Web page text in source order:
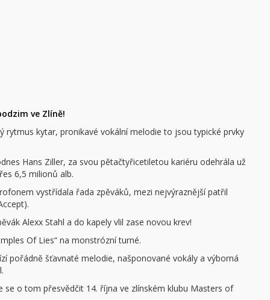
ve Zlíně!
rytmus kytar, pronikavé vokální melodie to jsou typické prvky
Hans Ziller, za svou pětačtyřicetiletou kariéru odehrála už
6,5 milionů alb.
vystřídala řada zpěváků, mezi nejvýraznější patřil
Alexx Stahl a do kapely vlil zase novou krev!
Of Lies“ na monstrózní turné.
pořádně šťavnaté melodie, našponované vokály a výborná
o tom přesvědčit 14. října ve zlínském klubu Masters of